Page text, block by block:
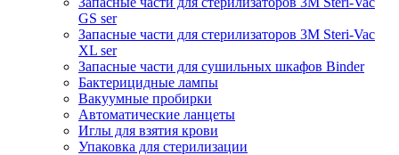
GS ser
Запасные части для стерилизаторов 3М Steri-Vac
XL ser
Запасные части для сушильных шкафов Binder
Бактерицидные лампы
Вакуумные пробирки
Автоматические ланцеты
Иглы для взятия крови
Упаковка для стерилизации